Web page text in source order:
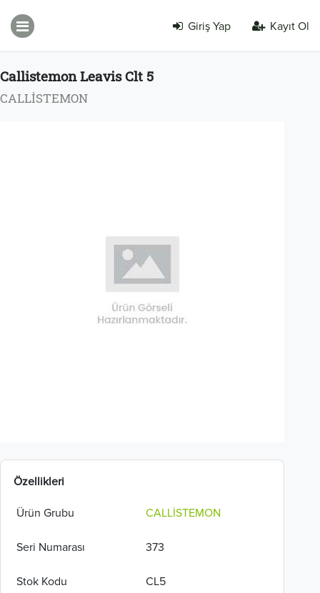
Giriş Yap Kayıt Ol
Callistemon Leavis Clt 5
CALLİSTEMON
Özellikleri
Ürün Grubu CALLİSTEMON
Seri Numarası 373
Stok Kodu CL5